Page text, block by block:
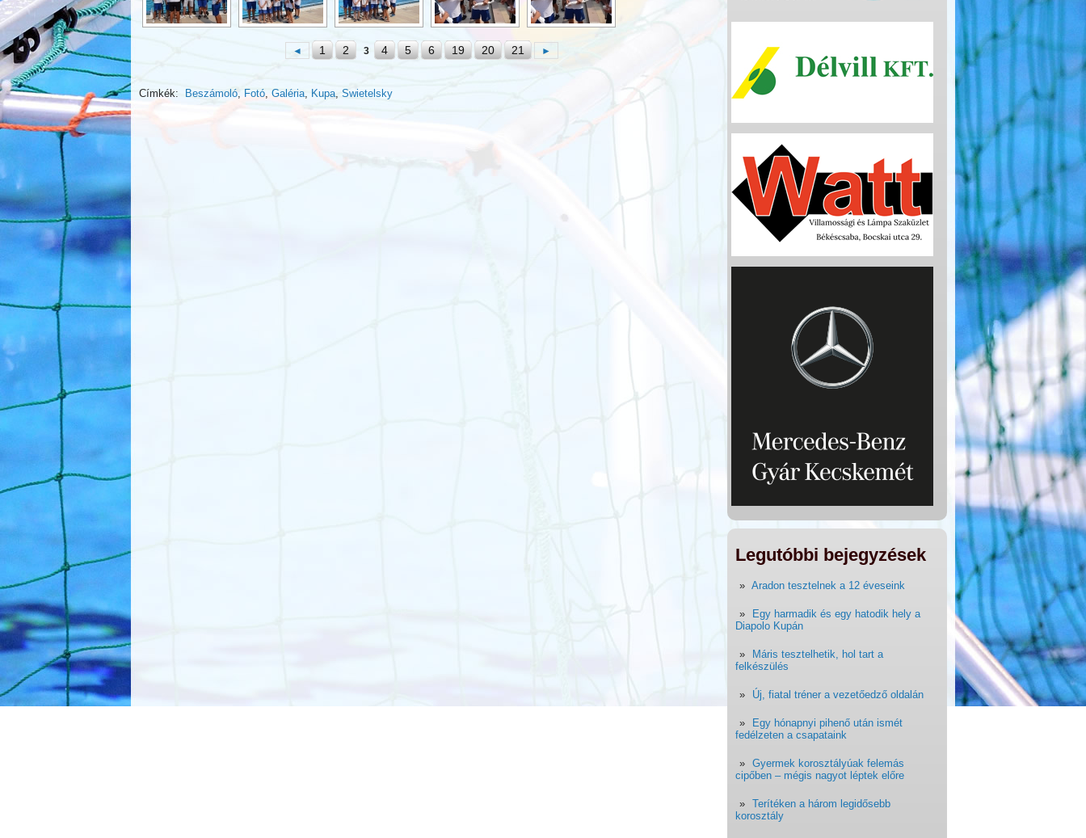
Legutóbbi bejegyzések
Aradon tesztelnek a 12 éveseink
Egy harmadik és egy hatodik hely a
Diapolo Kupán
Máris tesztelhetik, hol tart a
felkészülés
Új, fiatal tréner a vezetőedző oldalán
Egy hónapnyi pihenő után ismét
fedélzeten a csapataink
Gyermek korosztályúak felemás
cipőben – mégis nagyot léptek előre
Terítéken a három legidősebb
korosztály
◄ 1 2 3 4 5 6 19 20 21 ►
Címkék: Beszámoló, Fotó,Galéria, Kupa, Swietelsky